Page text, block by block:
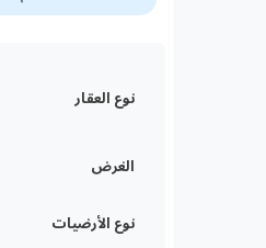
نوع العقار
الغرض
نوع الأرضيات